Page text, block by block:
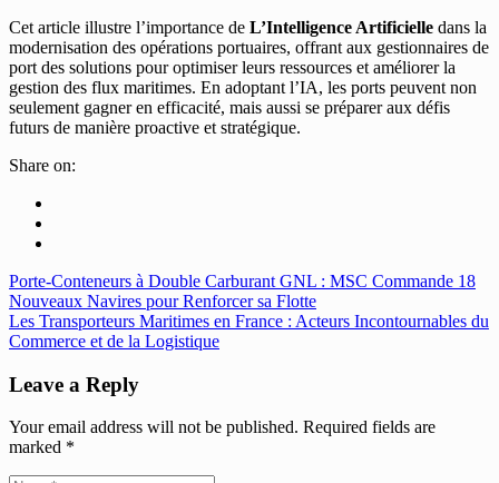
Cet article illustre l’importance de L’Intelligence Artificielle dans la
modernisation des opérations portuaires, offrant aux gestionnaires de
port des solutions pour optimiser leurs ressources et améliorer la
gestion des flux maritimes. En adoptant l’IA, les ports peuvent non
seulement gagner en efficacité, mais aussi se préparer aux défis
futurs de manière proactive et stratégique.
Share on:
Porte-Conteneurs à Double Carburant GNL : MSC Commande 18
Nouveaux Navires pour Renforcer sa Flotte
Les Transporteurs Maritimes en France : Acteurs Incontournables du
Commerce et de la Logistique
Leave a Reply
Your email address will not be published. Required fields are
marked *